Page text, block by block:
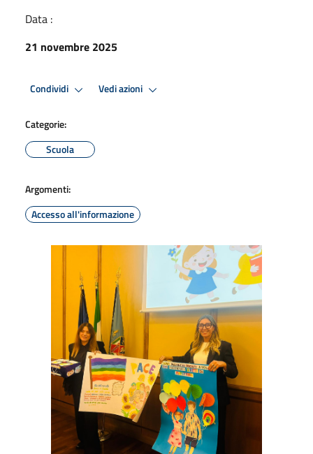
Data :
21 novembre 2025
Condividi Vedi azioni
Categorie:
Scuola
Argomenti:
Accesso all'informazione